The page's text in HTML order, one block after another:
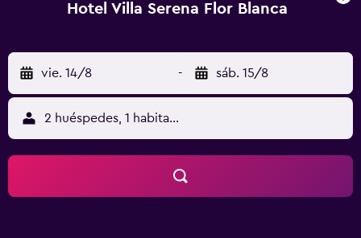
Hotel Villa Serena Flor Blanca
vie. 14/8 - sáb. 15/8
2 huéspedes, 1 habitación